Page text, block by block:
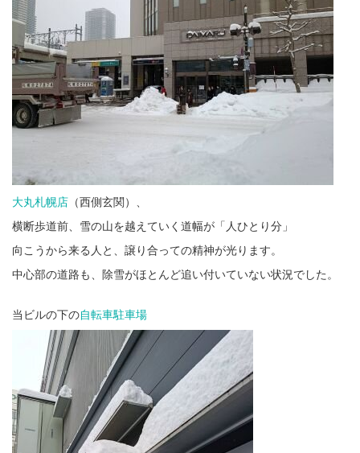
大丸札幌店 （西側玄関）、
横断歩道前、雪の山を越えていく道幅が「人ひとり分」
向こうから来る人と、譲り合っての精神が光ります。
中心部の道路も、除雪がほとんど追い付いていない状況でした。
当ビルの下の自転車駐車場